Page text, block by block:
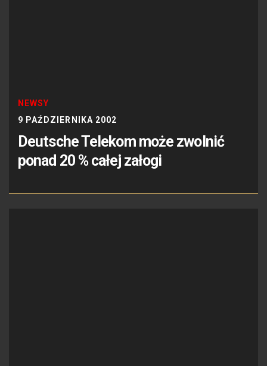
NEWSY
9 PAŹDZIERNIKA 2002
Deutsche Telekom może zwolnić
ponad 20 % całej załogi